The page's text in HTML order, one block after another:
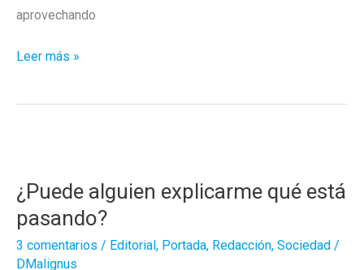
aprovechando
Mira
Leer más »
¿Puede alguien explicarme qué está
pasando?
3 comentarios / Editorial, Portada, Redacción, Sociedad /
DMalignus